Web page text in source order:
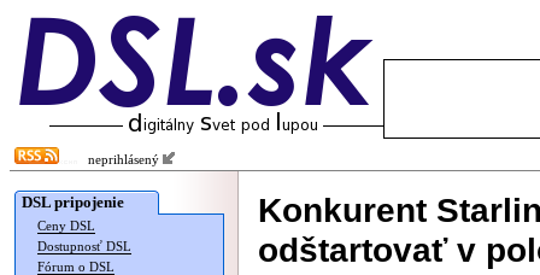
neprihlásený
DSL pripojenie
Ceny DSL
Dostupnosť DSL
Fórum o DSL
Konkurent
odštartovať v